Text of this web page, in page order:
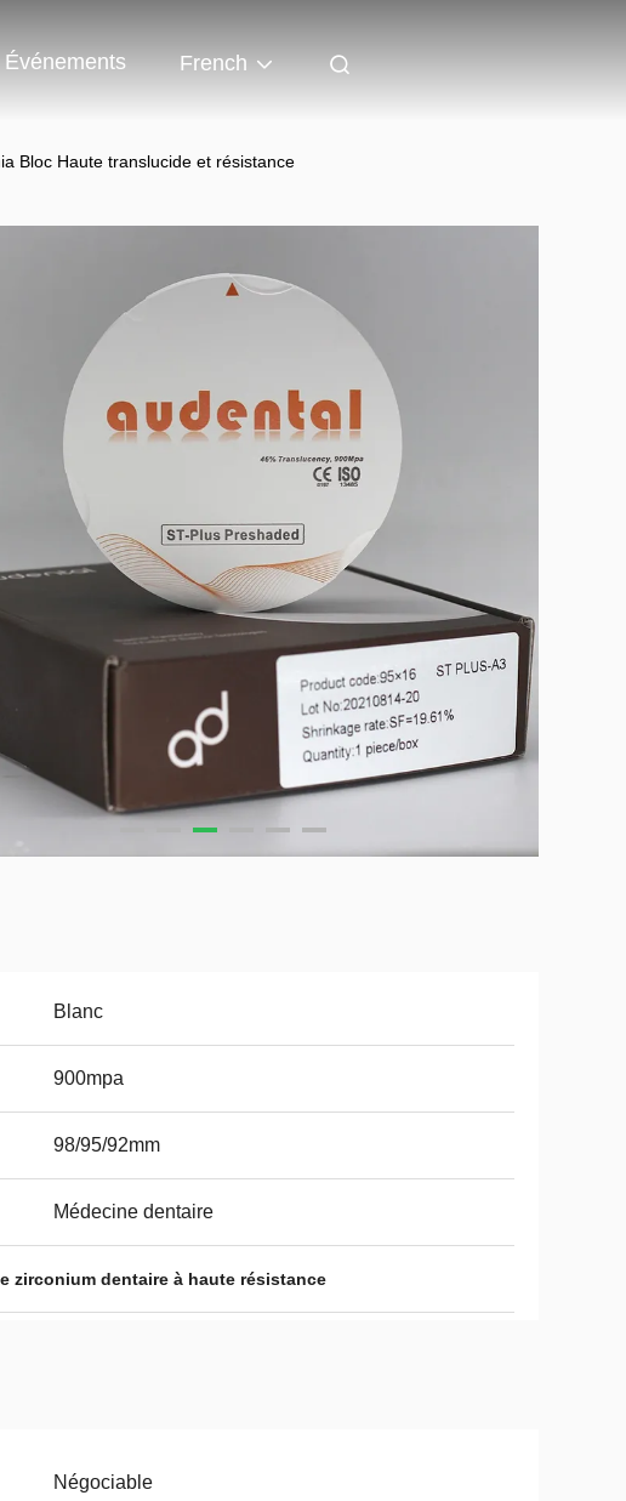
Événements French
Bloc Haute translucide et résistance
Blanc
900mpa
98/95/92mm
Médecine dentaire
zirconium dentaire à haute résistance
Négociable